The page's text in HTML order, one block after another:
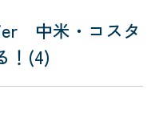
中米・コスタ
！(4)